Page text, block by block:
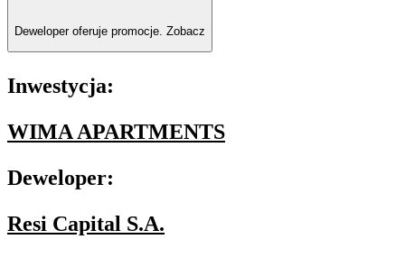
Deweloper oferuje promocje. Zobacz
Inwestycja:
WIMA APARTMENTS
Deweloper:
Resi Capital S.A.